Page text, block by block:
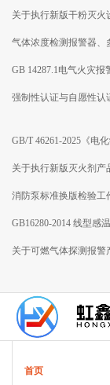
修订及执行点型火焰
的通知
关于执行新版干粉灭
关要求的通知
气体浓度检测报警器、
区别？
GB 14287.1电气火灾
强制性认证与自愿性认
GB/T 46261-2025《电
用技术要求》标准分析
关于执行新版灭火剂
有关要求的通知
消防泵标准换版检验工
GB16280-2014 线型感
关于可燃气体探测报警
首页